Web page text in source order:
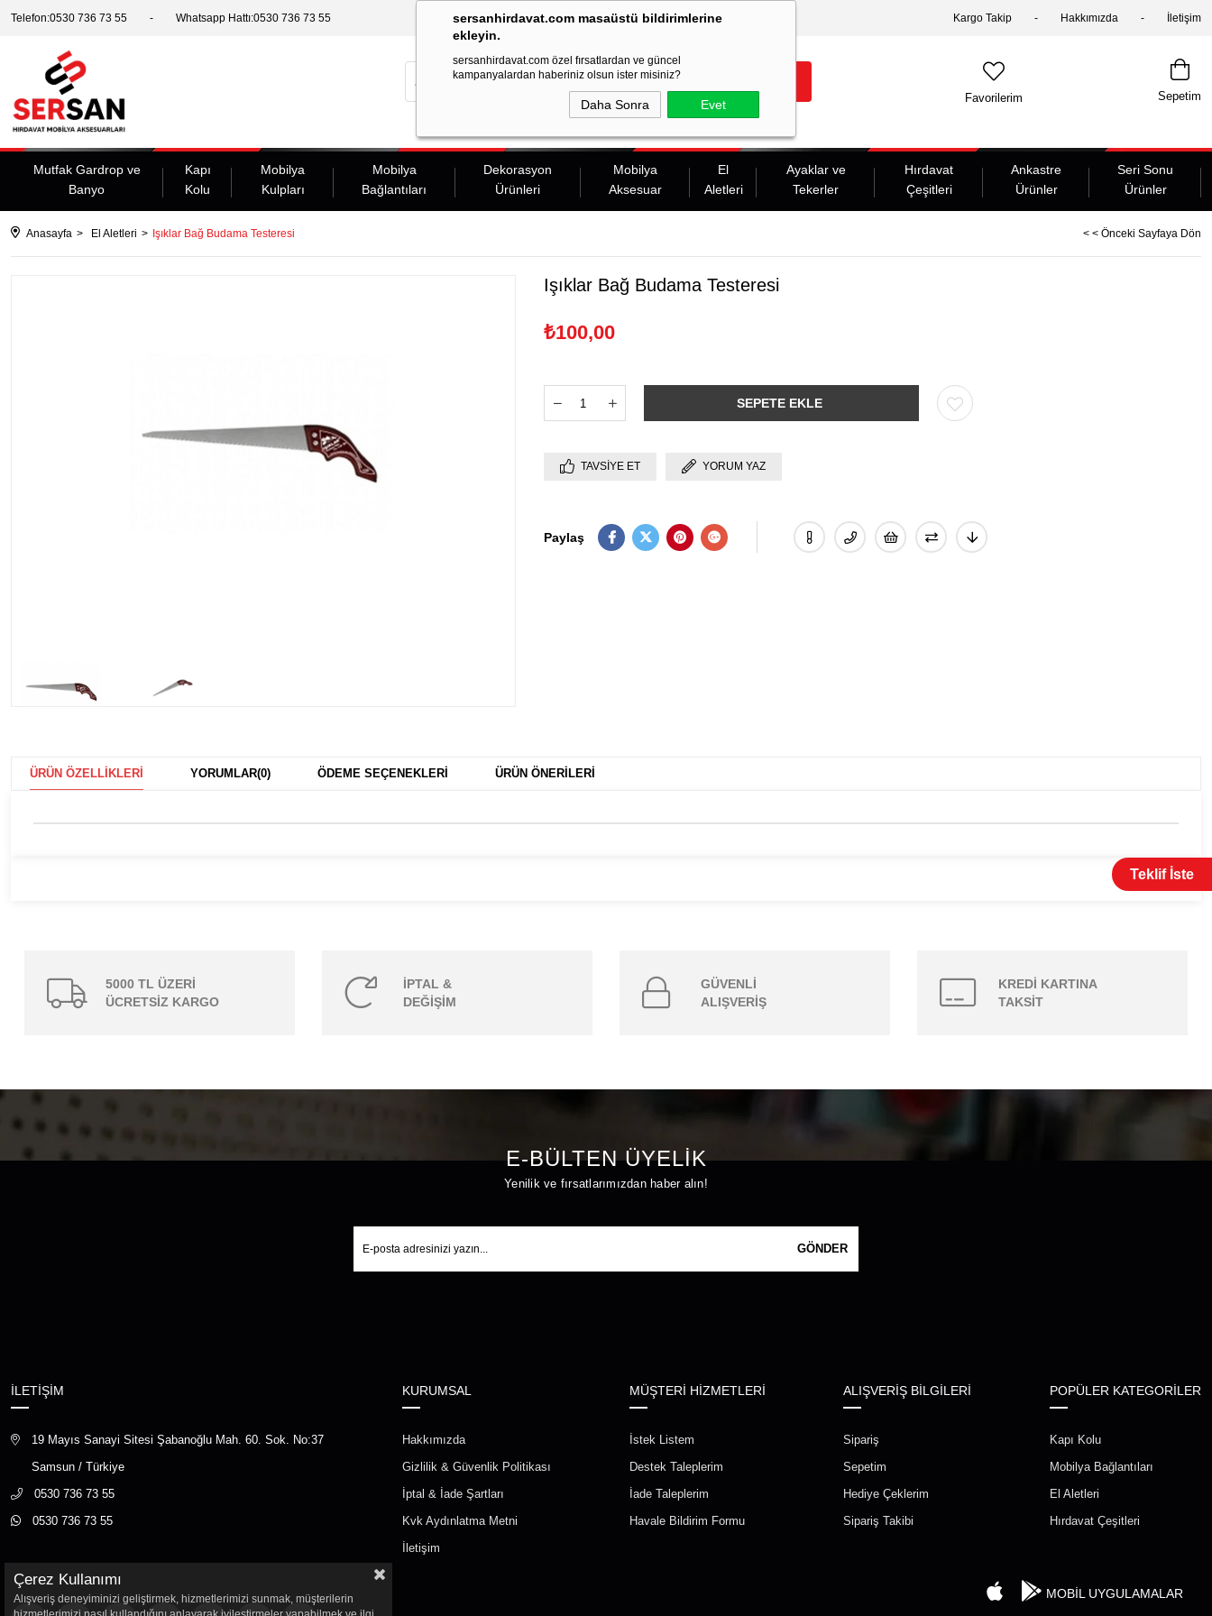
sersanhirdavat.com masaüstü bildirimlerine
ekleyin.
sersanhirdavat.com özel fırsatlardan ve güncel
kampanyalardan haberiniz olsun ister misiniz?
Daha Sonra Evet
Telefon:0530 736 73 55 Whatsapp Hattı:0530 736 73 55 Kargo Takip Hakkımızda İletişim
Teklif İste
Sepetim
Favorilerim
Mutfak Gardrop ve
Banyo
Kapı
Kolu
Mobilya
Kulpları
Mobilya
Bağlantıları
Dekorasyon
Ürünleri
Mobilya
Aksesuar
El
Aletleri
Ayaklar ve
Tekerler
Hırdavat
Çeşitleri
Ankastre
Ürünler
Seri Sonu
Ürünler
Anasayfa El Aletleri Işıklar Bağ Budama Testeresi < < Önceki Sayfaya Dön
Işıklar Bağ Budama Testeresi
₺100,00
TAVSIYE ET YORUM YAZ
Paylaş
ÜRÜN ÖZELLIKLERI YORUMLAR(0) ÖDEME SEÇENEKLERI ÜRÜN ÖNERILERI
5000 TL ÜZERİ
ÜCRETSİZ KARGO
İPTAL &
DEĞİŞİM
GÜVENLİ
ALIŞVERİŞ
KREDİ KARTINA
TAKSİT
E-BÜLTEN ÜYELİK
Yenilik ve fırsatlarımızdan haber alın!
GÖNDER
İLETİŞİM
19 Mayıs Sanayi Sitesi Şabanoğlu Mah. 60. Sok. No:37
Samsun / Türkiye
0530 736 73 55
0530 736 73 55
KURUMSAL
Hakkımızda
Gizlilik & Güvenlik Politikası
İptal & İade Şartları
Kvk Aydınlatma Metni
İletişim
MÜŞTERİ HİZMETLERİ
İstek Listem
Destek Taleplerim
İade Taleplerim
Havale Bildirim Formu
ALIŞVERİŞ BİLGİLERİ
Sipariş
Sepetim
Hediye Çeklerim
Sipariş Takibi
POPÜLER KATEGORİLER
Kapı Kolu
Mobilya Bağlantıları
El Aletleri
Hırdavat Çeşitleri
MOBİL UYGULAMALAR
Çerez Kullanımı
Alışveriş deneyiminizi geliştirmek, hizmetlerimizi sunmak, müşterilerin